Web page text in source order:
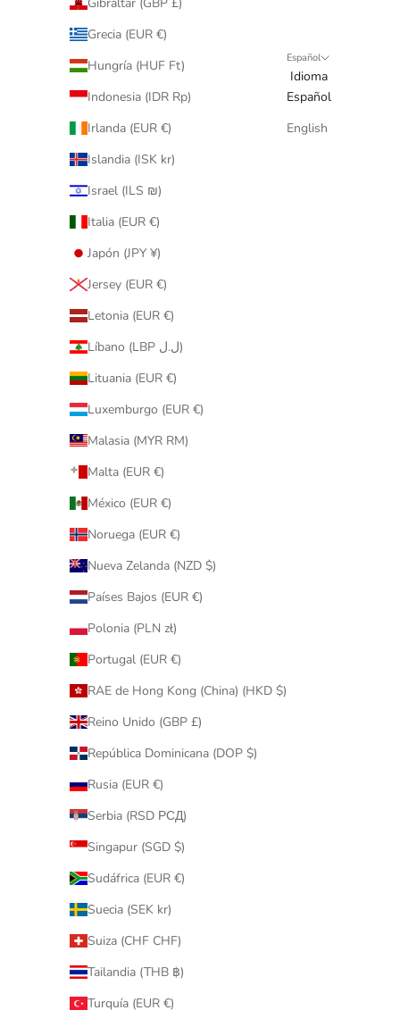
Gibraltar (GBP £)
Grecia (EUR €)
Hungría (HUF Ft)
Indonesia (IDR Rp)
Irlanda (EUR €)
Islandia (ISK kr)
Israel (ILS ₪)
Italia (EUR €)
Japón (JPY ¥)
Jersey (EUR €)
Letonia (EUR €)
Líbano (LBP ل.ل)
Lituania (EUR €)
Luxemburgo (EUR €)
Malasia (MYR RM)
Malta (EUR €)
México (EUR €)
Noruega (EUR €)
Nueva Zelanda (NZD $)
Países Bajos (EUR €)
Polonia (PLN zł)
Portugal (EUR €)
RAE de Hong Kong (China) (HKD $)
Reino Unido (GBP £)
República Dominicana (DOP $)
Rusia (EUR €)
Serbia (RSD РСД)
Singapur (SGD $)
Sudáfrica (EUR €)
Suecia (SEK kr)
Suiza (CHF CHF)
Tailandia (THB ฿)
Turquía (EUR €)
Español
Idioma
Español
English